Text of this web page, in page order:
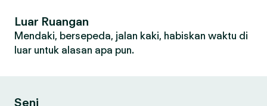
Luar Ruangan
Mendaki, bersepeda, jalan kaki, habiskan waktu di
luar untuk alasan apa pun.
Seni